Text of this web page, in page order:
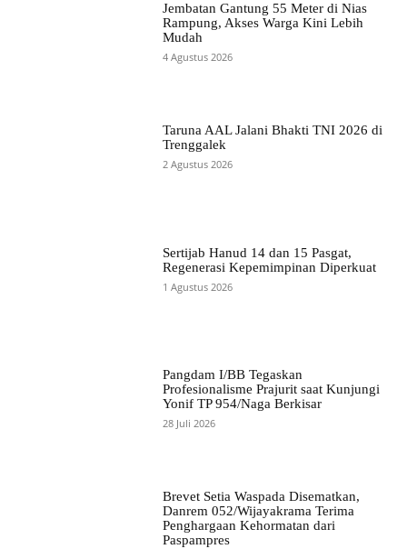
Jembatan Gantung 55 Meter di Nias
Rampung, Akses Warga Kini Lebih
Mudah
4 Agustus 2026
Taruna AAL Jalani Bhakti TNI 2026 di
Trenggalek
2 Agustus 2026
Sertijab Hanud 14 dan 15 Pasgat,
Regenerasi Kepemimpinan Diperkuat
1 Agustus 2026
Pangdam I/BB Tegaskan
Profesionalisme Prajurit saat Kunjungi
Yonif TP 954/Naga Berkisar
28 Juli 2026
Brevet Setia Waspada Disematkan,
Danrem 052/Wijayakrama Terima
Penghargaan Kehormatan dari
Paspampres